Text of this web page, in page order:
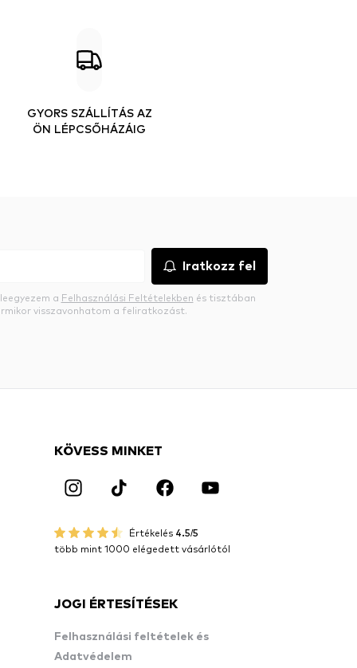
GYORS SZÁLLÍTÁS AZ
ÖN LÉPCSŐHÁZÁIG
Iratkozz fel
a Felhasználási Feltételekben és tisztában
visszavonhatom a feliratkozást.
KÖVESS MINKET
Értékelés 4.5/5
több mint 1000 elégedett vásárlótól
JOGI ÉRTESÍTÉSEK
Felhasználási feltételek és
Adatvédelem